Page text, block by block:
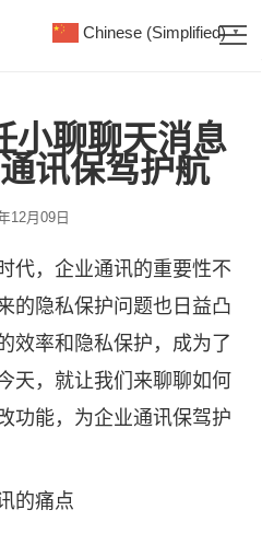
小聊聊天消息
讯保驾护航
12月09日
代，企业通讯的重要性不
的隐私保护问题也日益凸
效率和隐私保护，成为了
天，就让我们来聊聊如何
功能，为企业通讯保驾护
的痛点
Chinese (Simplified) ▼